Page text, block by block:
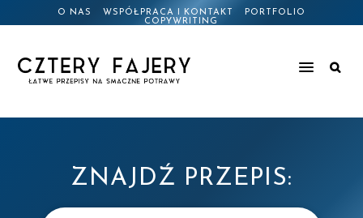
O NAS WSPÓŁPRACA I KONTAKT
PORTFOLIO
COPYWRITING
ZNAJDŹ PRZEPIS: